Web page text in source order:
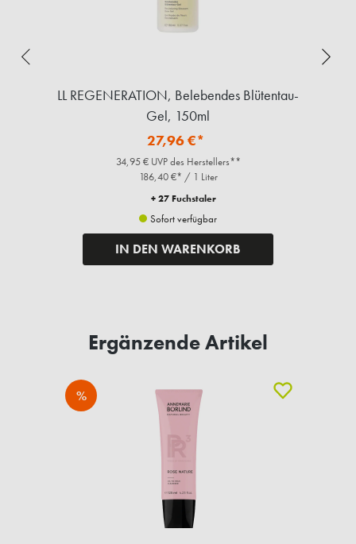
LL REGENERATION, Belebendes Blütentau-
Gel, 150ml
27,96 €*
34,95 € UVP des Herstellers**
186,40 €* / 1 Liter
+ 27 Fuchstaler
Sofort verfügbar
IN DEN WARENKORB
Ergänzende Artikel
%